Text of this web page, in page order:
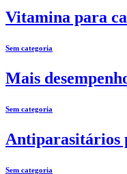
Vitamina para
Sem categoria
Mais
Sem categoria
Antiparasitários
Sem categoria